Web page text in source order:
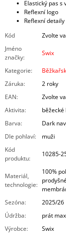
Elastický pas
Reflexní logo
Reflexní detaily
Kód
Zvolte
Jméno
značky:
Swix
Kategorie:
Záruka:
2 roky
EAN:
Zvolte
Aktivita:
Barva:
Dark
Dle pohlaví:
muži
Kód
produktu:
10285-
Materiál,
technologie:
100%
Sezóna:
2025/26
Údržba:
prát
Výrobce: Swix